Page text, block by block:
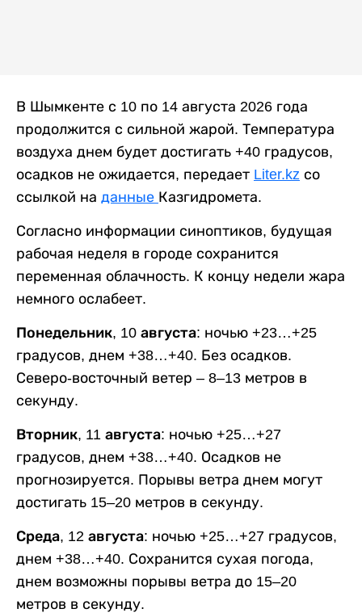
В Шымкенте с 10 по 14 августа 2026 года
продолжится с сильной жарой. Температура
воздуха днем будет достигать +40 градусов,
осадков не ожидается, передает Liter.kz со
ссылкой на данные Казгидромета.
Согласно информации синоптиков, будущая
рабочая неделя в городе сохранится
переменная облачность. К концу недели жара
немного ослабеет.
Понедельник, 10 августа: ночью +23…+25
градусов, днем +38…+40. Без осадков.
Северо-восточный ветер – 8–13 метров в
секунду.
Вторник, 11 августа: ночью +25…+27
градусов, днем +38…+40. Осадков не
прогнозируется. Порывы ветра днем могут
достигать 15–20 метров в секунду.
Среда, 12 августа: ночью +25…+27 градусов,
днем +38…+40. Сохранится сухая погода,
днем возможны порывы ветра до 15–20
метров в секунду.